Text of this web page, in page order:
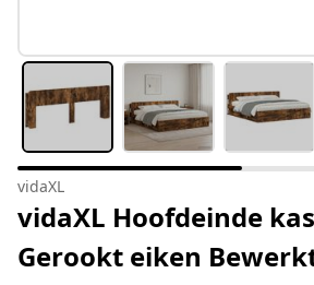
vidaXL
vidaXL Hoofdeinde
Gerookt eiken